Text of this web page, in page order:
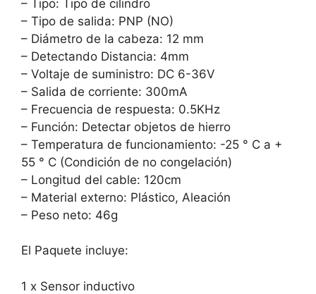
– Tipo: Tipo de cilindro
– Tipo de salida: PNP (NO)
– Diámetro de la cabeza: 12 mm
– Detectando Distancia: 4mm
– Voltaje de suministro: DC 6-36V
– Salida de corriente: 300mA
– Frecuencia de respuesta: 0.5KHz
– Función: Detectar objetos de hierro
– Temperatura de funcionamiento: -25 ° C a +
55 ° C (Condición de no congelación)
– Longitud del cable: 120cm
– Material externo: Plástico, Aleación
– Peso neto: 46g
El Paquete incluye:
1 x Sensor inductivo